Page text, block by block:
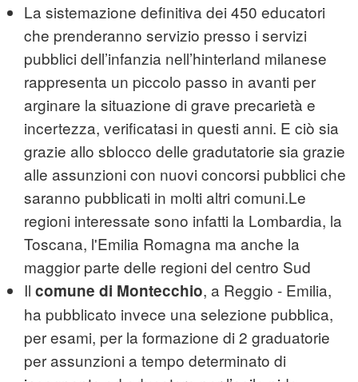
La sistemazione definitiva dei 450 educatori
che prenderanno servizio presso i servizi
pubblici dell’infanzia nell’hinterland milanese
rappresenta un piccolo passo in avanti per
arginare la situazione di grave precarietà e
incertezza, verificatasi in questi anni. E ciò sia
grazie allo sblocco delle gradutatorie sia grazie
alle assunzioni con nuovi concorsi pubblici che
saranno pubblicati in molti altri comuni.Le
regioni interessate sono infatti la Lombardia, la
Toscana, l'Emilia Romagna ma anche la
maggior parte delle regioni del centro Sud
Il comune di Montecchio, a Reggio - Emilia,
ha pubblicato invece una selezione pubblica,
per esami, per la formazione di 2 graduatorie
per assunzioni a tempo determinato di